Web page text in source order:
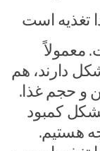
تغذیه است
معمولاً
دارند، هم
و حجم غذا.
کمبود
هستیم.